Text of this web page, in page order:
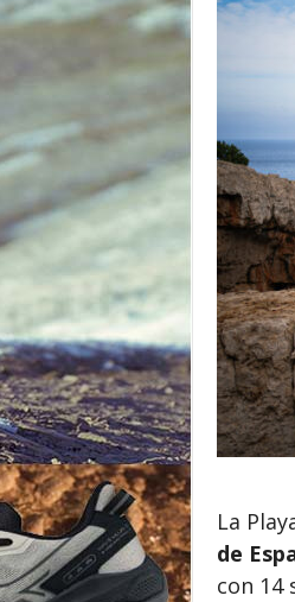
La
de
con 14